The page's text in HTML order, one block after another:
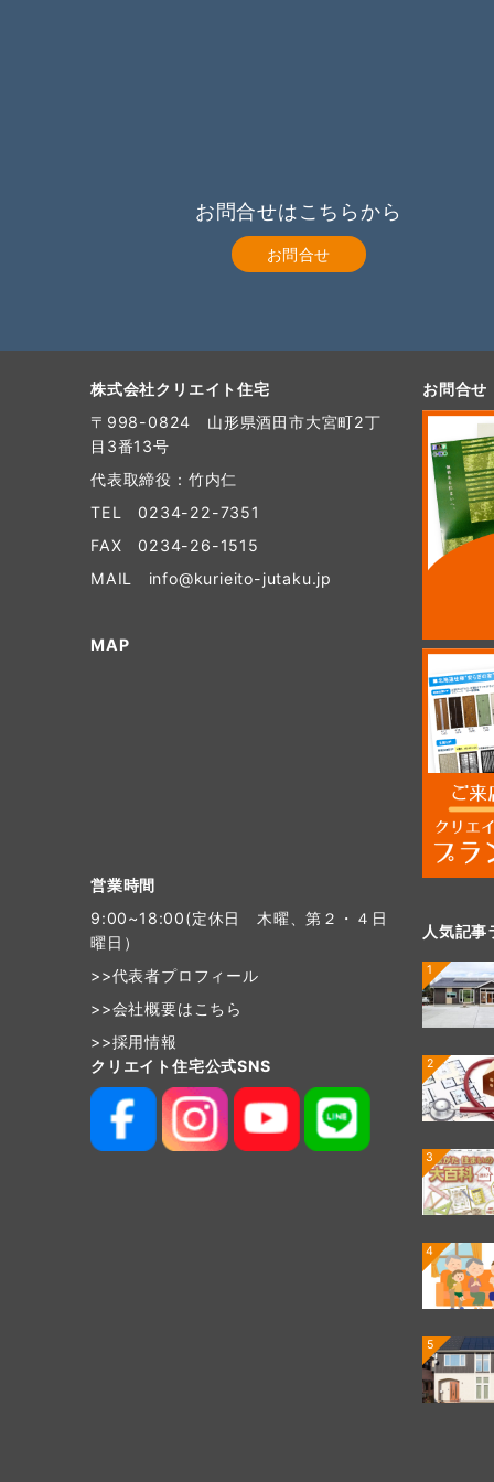
お問合せはこちらから
お問合せ
株式会社クリエイト住宅
〒998-0824 山形県酒田市大宮町2丁
目3番13号
代表取締役：竹内仁
TEL 0234-22-7351
FAX 0234-26-1515
MAIL info@kurieito-jutaku.jp
MAP
営業時間
9:00~18:00(定休日 木曜、第２・４日
曜日）
>>代表者プロフィール
>>会社概要はこちら
>>採用情報
クリエイト住宅公式SNS
お問合せ
人気記事
1
2
3
4
5